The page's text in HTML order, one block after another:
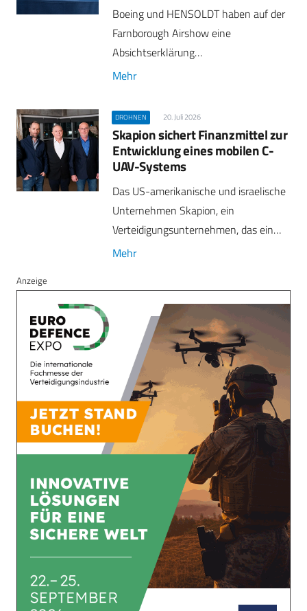
Boeing und HENSOLDT haben auf der
Farnborough Airshow eine
Absichtserklärung…
Mehr
DROHNEN 20. Juli 2026
Skapion sichert Finanzmittel zur
Entwicklung eines mobilen C-
UAV-Systems
Das US-amerikanische und israelische
Unternehmen Skapion, ein
Verteidigungsunternehmen, das ein…
Mehr
Anzeige